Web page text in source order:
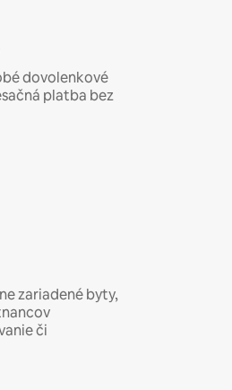
dovolenkové
platba bez
zariadené byty,
či